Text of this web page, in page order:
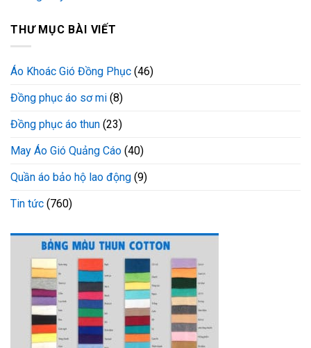
THƯ MỤC BÀI VIẾT
Áo Khoác Gió Đồng Phục (46)
Đồng phục áo sơ mi (8)
Đồng phục áo thun (23)
May Áo Gió Quảng Cáo (40)
Quần áo bảo hộ lao động (9)
Tin tức (760)